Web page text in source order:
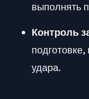
выполнять
Контроль
удара.